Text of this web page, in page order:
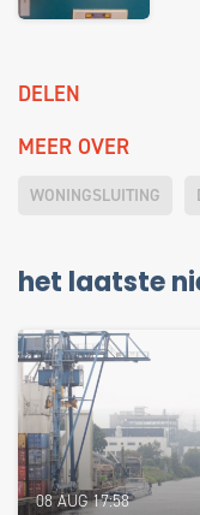
DELEN
MEER OVER
WONINGSLUITING
het laatste
08 AUG 17:58